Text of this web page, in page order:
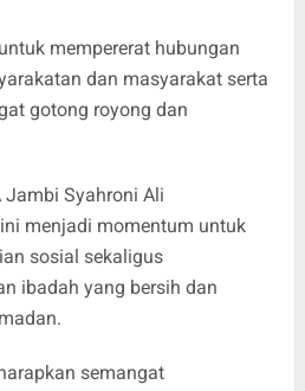
mempererat hubungan
dan masyarakat serta
gotong royong dan
Jambi Syahroni Ali
menjadi momentum untuk
sosial sekaligus
ibadah yang bersih dan
semangat